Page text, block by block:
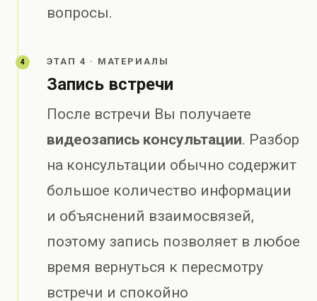
вопросы.
4 ЭТАП 4 · МАТЕРИАЛЫ
Запись встречи
После встречи Вы получаете
видеозапись консультации. Разбор
на консультации обычно содержит
большое количество информации
и объяснений взаимосвязей,
поэтому запись позволяет в любое
время вернуться к пересмотру
встречи и спокойно